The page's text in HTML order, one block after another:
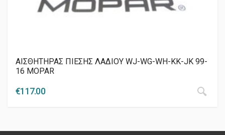
ΑΙΣΘΗΤΗΡΑΣ ΠΙΕΣΗΣ ΛΑΔΙΟΥ WJ-WG-WH-KK-JK 99-
16 MOPAR
€117.00